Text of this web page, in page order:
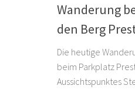
Wanderung
den Berg
Die heutige
beim Parkplatz
Aussichtspunktes